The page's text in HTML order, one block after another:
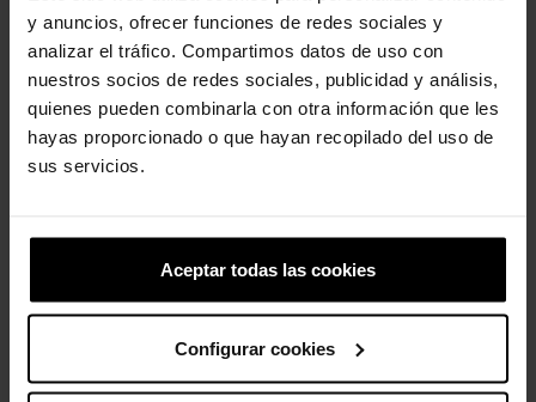
y anuncios, ofrecer funciones de redes sociales y
analizar el tráfico. Compartimos datos de uso con
nuestros socios de redes sociales, publicidad y análisis,
quienes pueden combinarla con otra información que les
hayas proporcionado o que hayan recopilado del uso de
sus servicios.
Aceptar todas las cookies
Configurar cookies
Los clientes que compraron este
producto también han comprado:
-30% -20%